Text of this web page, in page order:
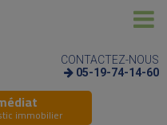
CONTACTEZ-NOUS
05-19-74-14-60
immobilier